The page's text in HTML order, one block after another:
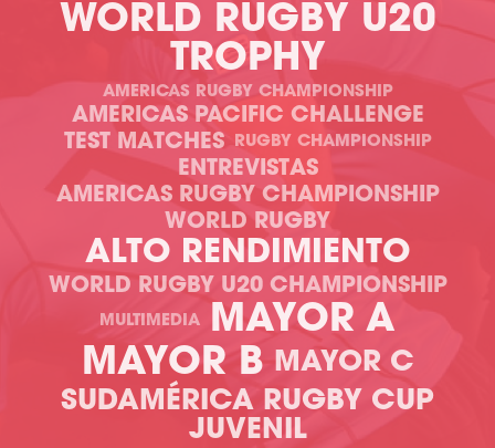
WORLD RUGBY U20
TROPHY
AMERICAS RUGBY CHAMPIONSHIP
AMERICAS PACIFIC CHALLENGE
TEST MATCHES
RUGBY CHAMPIONSHIP
ENTREVISTAS
AMERICAS RUGBY CHAMPIONSHIP
WORLD RUGBY
ALTO RENDIMIENTO
WORLD RUGBY U20 CHAMPIONSHIP
MULTIMEDIA
MAYOR A
MAYOR B MAYOR C
SUDAMÉRICA RUGBY CUP
JUVENIL